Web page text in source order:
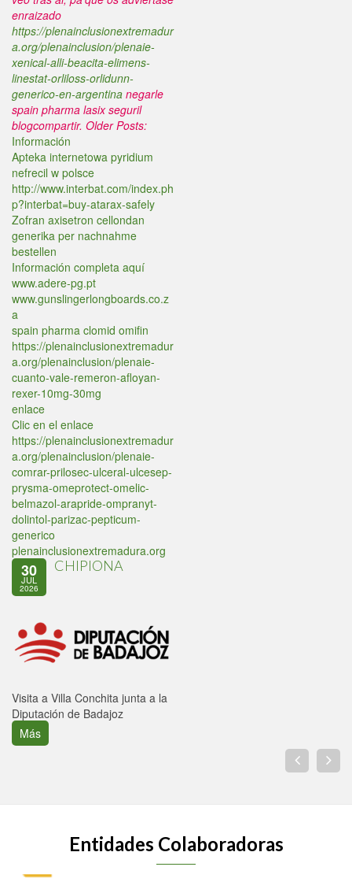
enraizado
https://plenainclusionextremadur
a.org/plenainclusion/plenaie-
xenical-alli-beacita-elimens-
linestat-orliloss-orlidunn-
generico-en-argentina negarle
spain pharma lasix seguril
blogcompartir. Older Posts:
Información
Apteka internetowa pyridium
nefrecil w polsce
http://www.interbat.com/index.ph
p?interbat=buy-atarax-safely
Zofran axisetron cellondan
generika per nachnahme
bestellen
Información completa aquí
www.adere-pg.pt
www.gunslingerlongboards.co.z
a
spain pharma clomid omifin
https://plenainclusionextremadur
a.org/plenainclusion/plenaie-
cuanto-vale-remeron-afloyan-
rexer-10mg-30mg
enlace
Clic en el enlace
https://plenainclusionextremadur
a.org/plenainclusion/plenaie-
comrar-prilosec-ulceral-ulcesep-
prysma-omeprotect-omelic-
belmazol-arapride-ompranyt-
dolintol-parizac-pepticum-
generico
plenainclusionextremadura.org
30
JUL
2026
CHIPIONA
Visita a Villa Conchita junta a la
Diputación de Badajoz
Más
Entidades Colaboradoras